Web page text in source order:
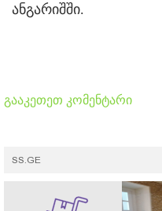
ანგარიშში.
გააკეთეთ კომენტარი
SS.GE